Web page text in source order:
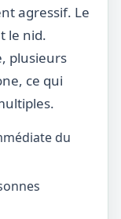
agressif. Le
le nid.
plusieurs
ce qui
du